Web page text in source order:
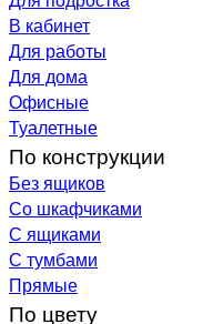
В кабинет
Для работы
Для дома
Офисные
Туалетные
По конструкции
Без ящиков
Со шкафчиками
С ящиками
С тумбами
Прямые
По цвету